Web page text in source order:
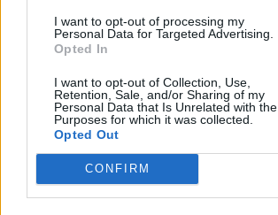
I want to opt-out of processing my
Personal Data for Targeted Advertising.
Opted In
I want to opt-out of Collection, Use,
Retention, Sale, and/or Sharing of my
Personal Data that Is Unrelated with the
Purposes for which it was collected.
Opted Out
CONFIRM